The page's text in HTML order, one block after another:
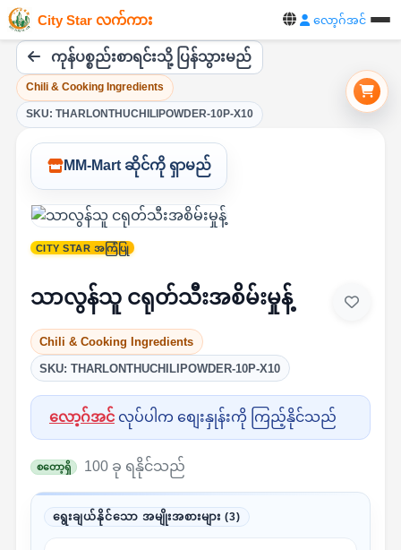
City Star လက်ကား လော့ဂ်အင်
ကုန်ပစ္စည်းစာရင်းသို့ ပြန်သွားမည်
Chili & Cooking Ingredients
SKU: THARLONTHUCHILIPOWDER-10P-X10
MM-Mart ဆိုင်ကို ရှာမည်
CITY STAR အကြံပြု
သာလွန်သူ ငရုတ်သီးအစိမ်းမှုန့်
Chili & Cooking Ingredients
SKU: THARLONTHUCHILIPOWDER-10P-X10
လော့ဂ်အင် လုပ်ပါက စျေးနှုန်းကို ကြည့်နိုင်သည်
စတော့ရှိ 100 ခု ရနိုင်သည်
ရွေးချယ်နိုင်သော အမျိုးအစားများ (3)